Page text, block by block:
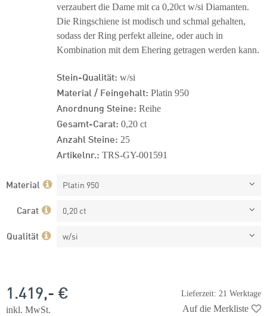
verzaubert die Dame mit ca 0,20ct w/si Diamanten.
Die Ringschiene ist modisch und schmal gehalten,
sodass der Ring perfekt alleine, oder auch in
Kombination mit dem Ehering getragen werden kann.
Stein-Qualität: w/si
Material / Feingehalt: Platin 950
Anordnung Steine: Reihe
Gesamt-Carat: 0,20 ct
Anzahl Steine: 25
Artikelnr.: TRS-GY-001591
Material Platin 950
Carat 0,20 ct
Qualität w/si
Lieferzeit: 21 Werktage
1.419,- €
inkl. MwSt.
Auf die Merkliste